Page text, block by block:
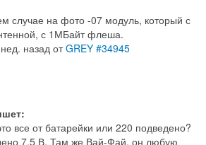
случае на фото -07 модуль, который с
с 1МБайт флеша.
назад отGREY #34945
все от батарейки или 220 подведено?
7,5 В. Там же Вай-Фай, он любую